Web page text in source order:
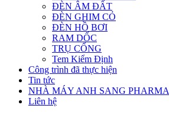
ĐÈN ÂM ĐẤT
ĐÈN GHIM CỎ
ĐÈN HỒ BƠI
RAM DỐC
TRỤ CỔNG
Tem Kiểm Định
Công trình đã thực hiện
Tin tức
NHÀ MÁY ANH SANG PHARMA
Liên hệ